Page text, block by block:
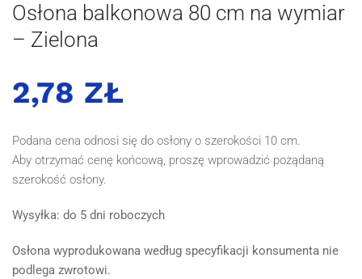
Osłona balkonowa 80 cm na wymiar
– Zielona
2,78 ZŁ
Podana cena odnosi się do osłony o szerokości 10 cm.
Aby otrzymać cenę końcową, proszę wprowadzić pożądaną
szerokość osłony.
Wysyłka: do 5 dni roboczych
Osłona wyprodukowana według specyfikacji konsumenta nie
podlega zwrotowi.